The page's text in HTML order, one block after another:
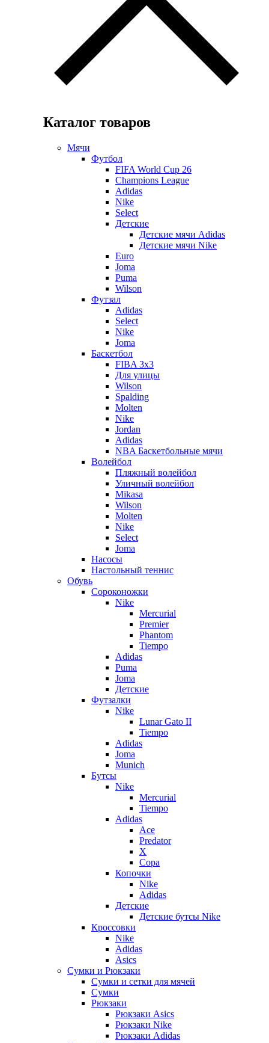
Каталог товаров
Мячи
Футбол
FIFA World Cup 26
Champions League
Adidas
Nike
Select
Детские
Детские мячи Adidas
Детские мячи Nike
Euro
Joma
Puma
Wilson
Футзал
Adidas
Select
Nike
Joma
Баскетбол
FIBA 3x3
Для улицы
Wilson
Spalding
Molten
Nike
Jordan
Adidas
NBA Баскетбольные мячи
Волейбол
Пляжный волейбол
Уличный волейбол
Mikasa
Wilson
Molten
Nike
Select
Joma
Насосы
Настольный теннис
Обувь
Сороконожки
Nike
Mercurial
Premier
Phantom
Tiempo
Adidas
Puma
Joma
Детские
Футзалки
Nike
Lunar Gato II
Tiempo
Adidas
Joma
Munich
Бутсы
Nike
Mercurial
Tiempo
Adidas
Ace
Predator
X
Copa
Копочки
Nike
Adidas
Детские
Детские бутсы Nike
Кроссовки
Nike
Adidas
Asics
Сумки и Рюкзаки
Сумки и сетки для мячей
Сумки
Рюкзаки
Рюкзаки Asics
Рюкзаки Nike
Рюкзаки Adidas